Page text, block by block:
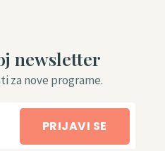
newsletter
za nove programe.